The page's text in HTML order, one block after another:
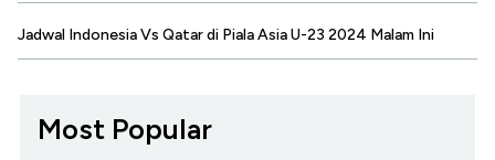
Jadwal Indonesia Vs Qatar di Piala Asia U-23 2024 Malam Ini
Most Popular